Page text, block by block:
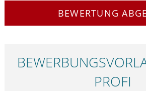
BEWERTUNG
PROFI